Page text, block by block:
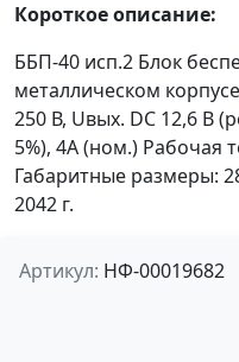
Короткое описание:
ББП-40 исп.2 Блок
металлическом
250 В, Uвых. DC 12,6 В
5%), 4A (ном.) Рабочая
Габаритные размеры:
2042 г.
Артикул: НФ-00019682